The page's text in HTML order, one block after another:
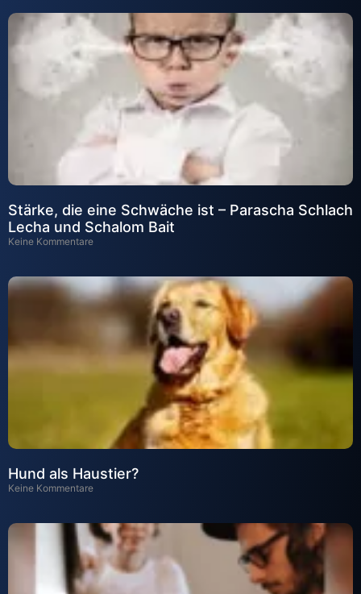
Stärke, die eine Schwäche ist – Parascha Schlach
Lecha und Schalom Bait
Keine Kommentare
Hund als Haustier?
Keine Kommentare